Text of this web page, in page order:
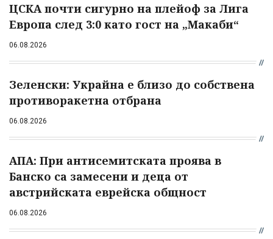
ЦСКА почти сигурно на плейоф за Лига
Европа след 3:0 като гост на „Макаби“
06.08.2026
Зеленски: Украйна е близо до собствена
противоракетна отбрана
06.08.2026
АПА: При антисемитската проява в
Банско са замесени и деца от
австрийската еврейска общност
06.08.2026